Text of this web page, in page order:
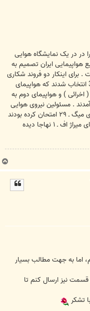
بالا هواپيمای تامکت به شماره 6041 ـ 3 را در در يک نمايشگاه هوايی
صنايع هواپيمايی ايران تصميم به
اينکار دو فروند شکاری
اف ـ ۱۴ به شماره سريالهای 6020 ـ 3 و 6022 ـ 3 انتخاب شدند که هواپيمای
) و هواپيمای دوم به
. مسئولين نيروی هوايی
ايران رنگ استتاری دوم را که قبلأ بر روی هواپيمای ميگ ـ ۲۹ امتحان کرده بودند
برگزيدند . اين رنگ آميزی امروزه بر روی هواپيماهای ميراژ اف ـ ۱ نهاجا ديده
ب
ا
اما به جهت مطالب بسيار
نيز ارسال کنم تا
تشکر